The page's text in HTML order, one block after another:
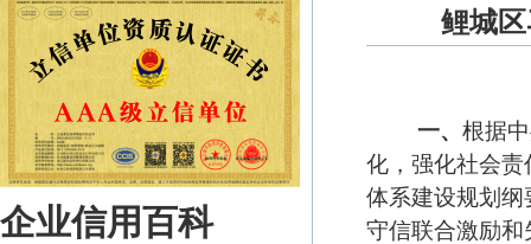
企业信用百科
鲤城
一、 根据
化，强化社会责
体系建设规划纲
守信联合激励